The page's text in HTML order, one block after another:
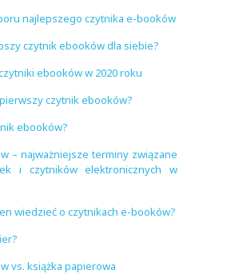
najlepszego czytnika e-booków
czytnik ebooków dla siebie?
ebooków w 2020 roku
czytnik ebooków?
ebooków?
– najważniejsze terminy związane
i czytników elektronicznych w
wiedzieć o czytnikach e-booków?
vs. książka papierowa